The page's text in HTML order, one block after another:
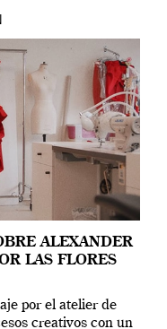
ALEXANDER
LAS FLORES
por el atelier de
creativos con un